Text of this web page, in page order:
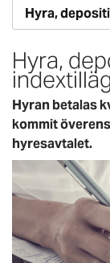
Hyra,
Hyran betalas
kommit
hyresavtalet.